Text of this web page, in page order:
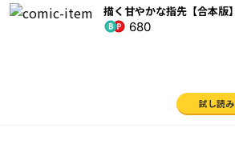
描く甘やかな指先【合本版】
680
試し読み